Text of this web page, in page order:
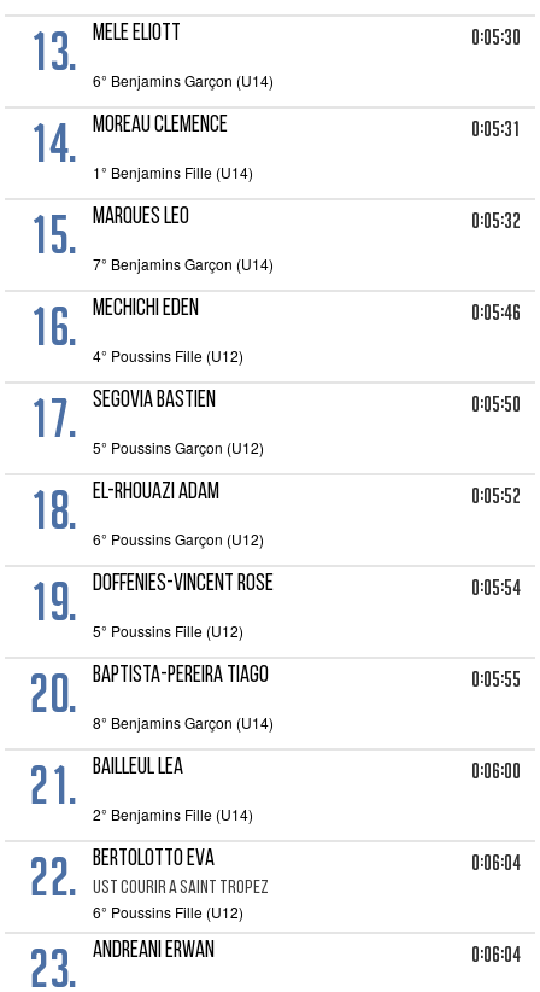
13. MELE ELIOTT 0:05:30
6° Benjamins Garçon (U14)
14. MOREAU CLEMENCE 0:05:31
1° Benjamins Fille (U14)
15. MARQUES LEO 0:05:32
7° Benjamins Garçon (U14)
16. MECHICHI EDEN 0:05:46
4° Poussins Fille (U12)
17. SEGOVIA BASTIEN 0:05:50
5° Poussins Garçon (U12)
18. EL-RHOUAZI ADAM 0:05:52
6° Poussins Garçon (U12)
19. DOFFENIES-VINCENT ROSE 0:05:54
5° Poussins Fille (U12)
20. BAPTISTA-PEREIRA TIAGO 0:05:55
8° Benjamins Garçon (U14)
21. BAILLEUL LEA 0:06:00
2° Benjamins Fille (U14)
22. BERTOLOTTO EVA
UST COURIR A SAINT TROPEZ
0:06:04
6° Poussins Fille (U12)
23. ANDREANI ERWAN 0:06:04